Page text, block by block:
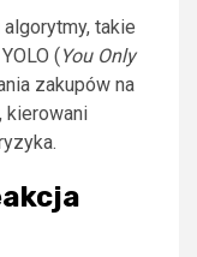
takie
( You Only
zakupów na
kierowani